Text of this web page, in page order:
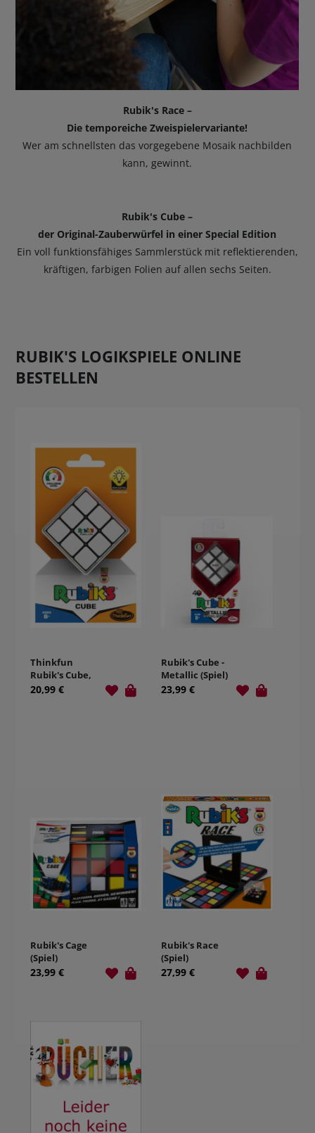
Rubik's Race –
Die temporeiche Zweispielervariante!
Wer am schnellsten das vorgegebene Mosaik nachbilden
kann, gewinnt.
Rubik's Cube –
der Original-Zauberwürfel in einer Special Edition
Ein voll funktionsfähiges Sammlerstück mit reflektierenden,
kräftigen, farbigen Folien auf allen sechs Seiten.
RUBIK'S LOGIKSPIELE ONLINE
BESTELLEN
Thinkfun
Rubik's Cube,
der original
20,99 €
Rubik's Cube -
Metallic (Spiel)
23,99 €
Rubik's Cage
(Spiel)
23,99 €
Rubik's Race
(Spiel)
27,99 €